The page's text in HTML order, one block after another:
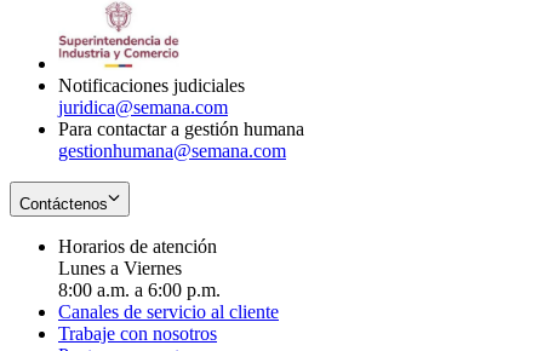
Notificaciones judiciales
juridica@semana.com
Para contactar a gestión humana
gestionhumana@semana.com
Contáctenos
Horarios de atención
Lunes a Viernes
8:00 a.m. a 6:00 p.m.
Canales de servicio al cliente
Trabaje con nosotros